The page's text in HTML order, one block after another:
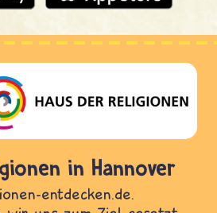
in Hannover
entdecken.de.